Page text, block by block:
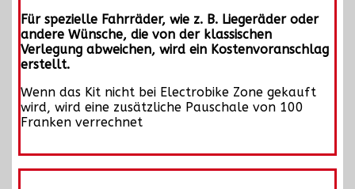
Für spezielle Fahrräder, wie z. B. Liegeräder oder
andere Wünsche, die von der klassischen
Verlegung abweichen, wird ein Kostenvoranschlag
erstellt.
Wenn das Kit nicht bei Electrobike Zone gekauft
wird, wird eine zusätzliche Pauschale von 100
Franken verrechnet